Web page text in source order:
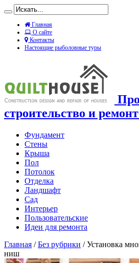
Главная
О сайте
Контакты
Настоящие рыболовные туры
строительство и
Фундамент
Стены
Крыша
Пол
Потолок
Отделка
Ландшафт
Сад
Интерьер
Пользовательские
Идеи для ремонта
Главная / Без рубрики / Установка
ниш